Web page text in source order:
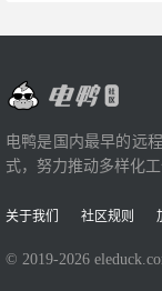
电鸭是国内最早的远
式，努力推动多样化
关于我们 社区规则
© 2019-2026